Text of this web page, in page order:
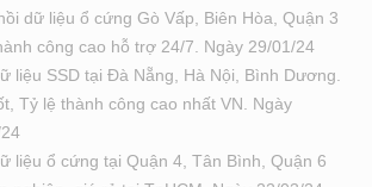
dữ liệu ổ cứng Gò Vấp, Biên Hòa, Quận 3
công cao hỗ trợ 24/7. Ngày 29/01/24
liệu SSD tại Đà Nẵng, Hà Nội, Bình Dương.
Tỷ lệ thành công cao nhất VN. Ngày
liệu ổ cứng tại Quận 4, Tân Bình, Quận 6